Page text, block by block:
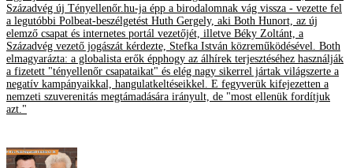
Századvég új Tényellenőr.hu-ja épp a birodalomnak vág vissza - vezette fel
a legutóbbi Polbeat-beszélgetést Huth Gergely, aki Both Hunort, az új
elemző csapat és internetes portál vezetőjét, illetve Béky Zoltánt, a
Századvég vezető jogászát kérdezte, Stefka István közreműködésével. Both
elmagyarázta: a globalista erők épphogy az álhírek terjesztéséhez használják
a fizetett "tényellenőr csapataikat" és elég nagy sikerrel jártak világszerte a
negatív kampányaikkal, hangulatkeltéseikkel. E fegyverük kifejezetten a
nemzeti szuverenitás megtámadására irányult, de "most ellenük fordítjuk
azt."